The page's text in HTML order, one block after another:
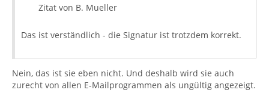
Zitat von B. Mueller
Das ist verständlich - die Signatur ist trotzdem korrekt.
Nein, das ist sie eben nicht. Und deshalb wird sie auch
zurecht von allen E-Mailprogrammen als ungültig angezeigt.